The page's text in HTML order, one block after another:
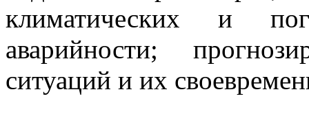
климатических и
аварийности;
ситуаций и их